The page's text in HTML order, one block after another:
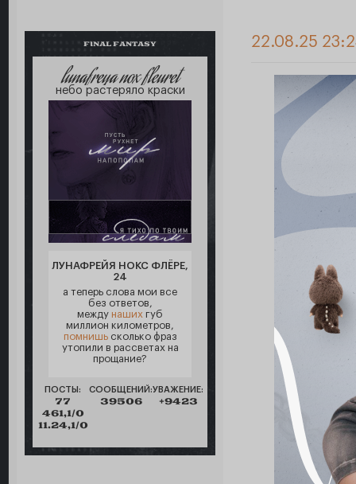
FINAL FANTASY
lunafreya nox fleuret
небо растеряло краски
ЛУНАФРЕЙЯ НОКС ФЛЁРЕ,
24
а теперь слова мои все
без ответов,
между наших губ
миллион километров,
помнишьсколько фраз
утопили в рассветах на
прощание?
ПОСТЫ:
77
461,1/0
11.24,1/0
СООБЩЕНИЙ:
39506
УВАЖЕНИЕ:
+9423
22.08.25